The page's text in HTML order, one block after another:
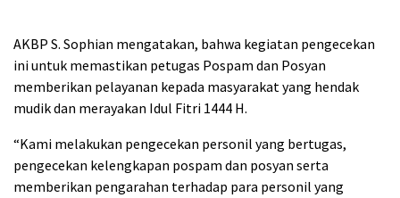
AKBP S. Sophian mengatakan, bahwa kegiatan pengecekan
ini untuk memastikan petugas Pospam dan Posyan
memberikan pelayanan kepada masyarakat yang hendak
mudik dan merayakan Idul Fitri 1444 H.
“Kami melakukan pengecekan personil yang bertugas,
pengecekan kelengkapan pospam dan posyan serta
memberikan pengarahan terhadap para personil yang